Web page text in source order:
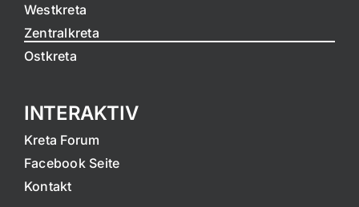
Westkreta
Zentralkreta
Ostkreta
INTERAKTIV
Kreta Forum
Facebook Seite
Kontakt